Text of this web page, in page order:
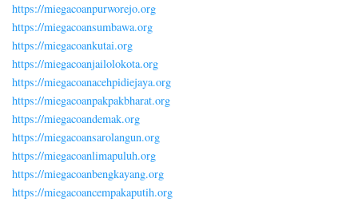
https://miegacoanpurworejo.org
https://miegacoansumbawa.org
https://miegacoankutai.org
https://miegacoanjailolokota.org
https://miegacoanacehpidiejaya.org
https://miegacoanpakpakbharat.org
https://miegacoandemak.org
https://miegacoansarolangun.org
https://miegacoanlimapuluh.org
https://miegacoanbengkayang.org
https://miegacoancempakaputih.org